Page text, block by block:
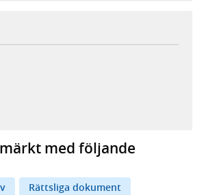
i ny flik, extern webbplats,
flik, extern webbplats,
i ny flik, extern webbplats,
din e-postklient,
med följande
Rättsliga dokument